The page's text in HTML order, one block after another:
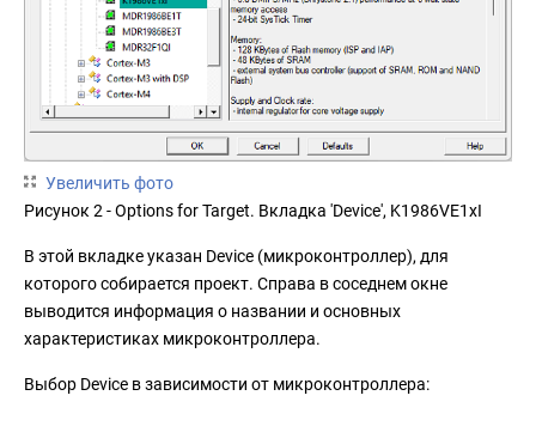
Увеличить фото
Рисунок 2 - Options for Target. Вкладка 'Device', K1986VE1xI
В этой вкладке указан Device (микроконтроллер), для
которого собирается проект. Справа в соседнем окне
выводится информация о названии и основных
характеристиках микроконтроллера.
Выбор Device в зависимости от микроконтроллера: